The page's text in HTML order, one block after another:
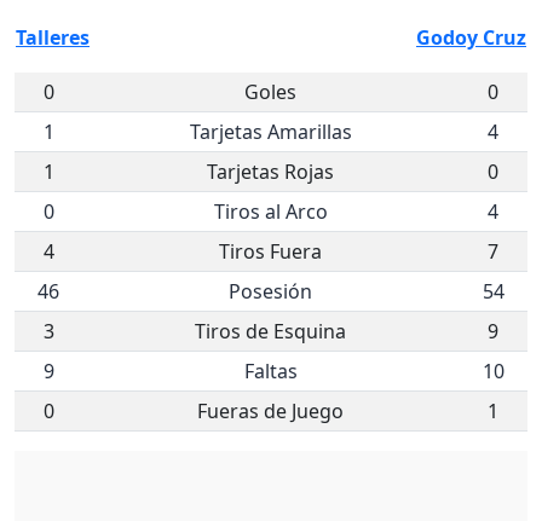
Talleres Godoy Cruz
0 Goles
0
1
Tarjetas Amarillas
4
1
Tarjetas Rojas
0
0
Tiros al Arco
4
4
Tiros Fuera
7
46
Posesión
54
3
Tiros de Esquina
9
9
Faltas
10
0
Fueras de Juego 1